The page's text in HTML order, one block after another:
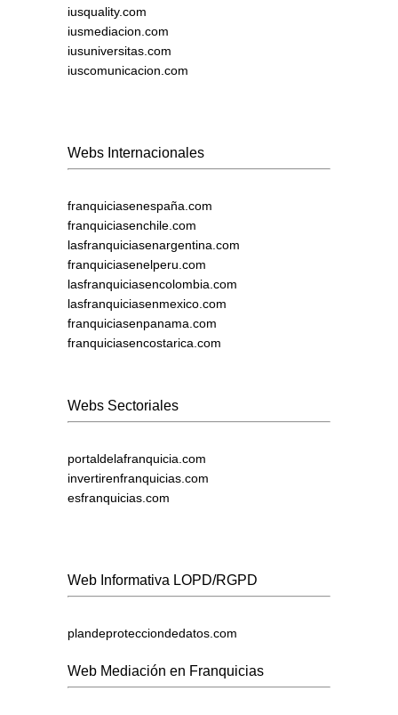
iusquality.com
iusmediacion.com
iusuniversitas.com
iuscomunicacion.com
Webs Internacionales
franquiciasenespaña.com
franquiciasenchile.com
lasfranquiciasenargentina.com
franquiciasenelperu.com
lasfranquiciasencolombia.com
lasfranquiciasenmexico.com
franquiciasenpanama.com
franquiciasencostarica.com
Webs Sectoriales
portaldelafranquicia.com
invertirenfranquicias.com
esfranquicias.com
Web Informativa LOPD/RGPD
plandeprotecciondedatos.com
Web Mediación en Franquicias